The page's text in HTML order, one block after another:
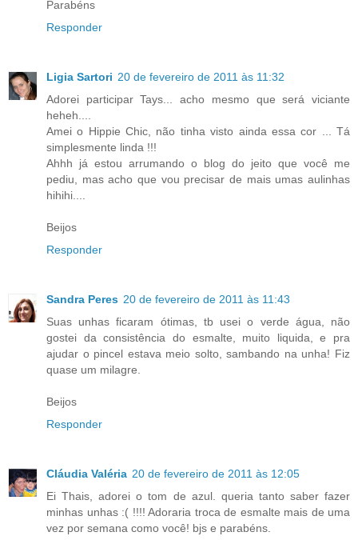
Parabéns
Responder
Ligia Sartori 20 de fevereiro de 2011 às 11:32
Adorei participar Tays... acho mesmo que será viciante
heheh....
Amei o Hippie Chic, não tinha visto ainda essa cor ... Tá
simplesmente linda !!!
Ahhh já estou arrumando o blog do jeito que você me
pediu, mas acho que vou precisar de mais umas aulinhas
hihihi....
Beijos
Responder
Sandra Peres 20 de fevereiro de 2011 às 11:43
Suas unhas ficaram ótimas, tb usei o verde água, não
gostei da consistência do esmalte, muito liquida, e pra
ajudar o pincel estava meio solto, sambando na unha! Fiz
quase um milagre.
Beijos
Responder
Cláudia Valéria 20 de fevereiro de 2011 às 12:05
Ei Thais, adorei o tom de azul. queria tanto saber fazer
minhas unhas :( !!!! Adoraria troca de esmalte mais de uma
vez por semana como você! bjs e parabéns.